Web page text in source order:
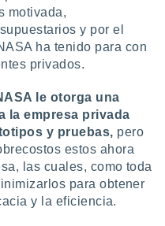
motivada,
y por el
ha tenido para con
privados.
le otorga una
la empresa privada
y pruebas, pero
estos ahora
las cuales, como toda
para obtener
y la eficiencia.